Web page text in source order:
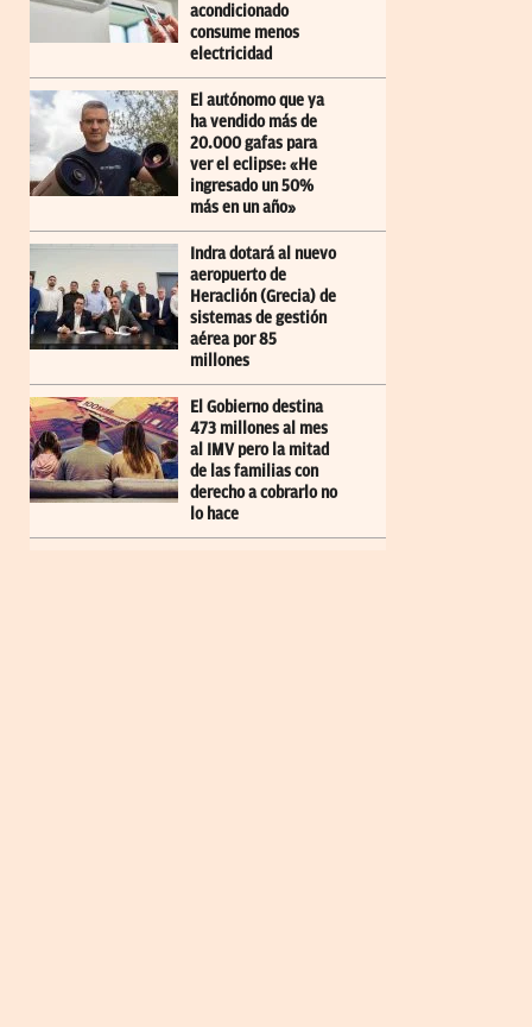
acondicionado
consume menos
electricidad
El autónomo que ya
ha vendido más de
20.000 gafas para
ver el eclipse: «He
ingresado un 50%
más en un año»
Indra dotará al nuevo
aeropuerto de
Heraclión (Grecia) de
sistemas de gestión
aérea por 85
millones
El Gobierno destina
473 millones al mes
al IMV pero la mitad
de las familias con
derecho a cobrarlo no
lo hace